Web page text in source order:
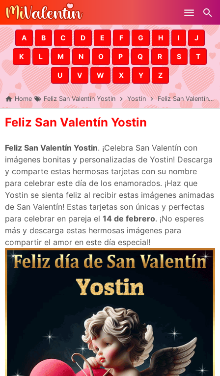
Skip to main content
A B C D E F G H I J
K L M N O P Q R S T
U V W X Y Z
Home Feliz San Valentín Yostin Yostin Feliz San Valentín Yostin
Feliz San Valentín Yostin
Feliz San Valentín Yostin. ¡Celebra San Valentín con
imágenes bonitas y personalizadas de Yostin! Descarga
y comparte estas hermosas tarjetas con su nombre
para celebrar este día de los enamorados. ¡Haz que
Yostin se sienta feliz al recibir estas imágenes animadas
de San Valentín! Estas tarjetas son únicas y perfectas
para celebrar en pareja el 14 de febrero. ¡No esperes
más y descarga estas hermosas imágenes para
compartir el amor en este día especial!